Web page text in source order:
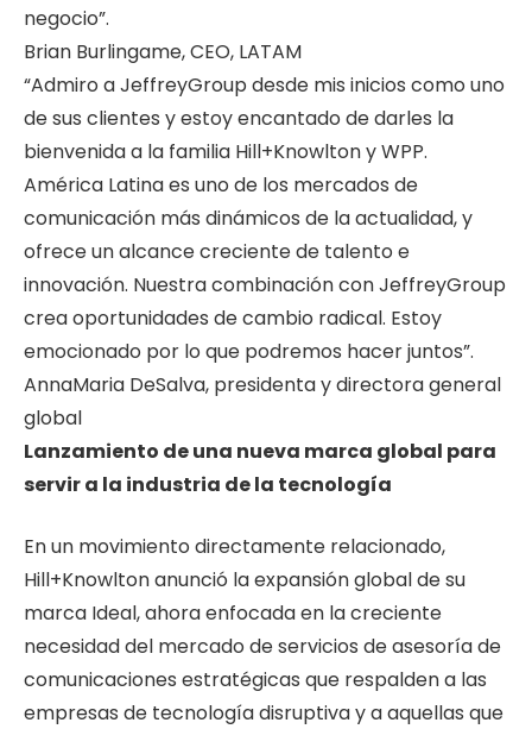
negocio”.
Brian Burlingame, CEO, LATAM
“Admiro a JeffreyGroup desde mis inicios como uno
de sus clientes y estoy encantado de darles la
bienvenida a la familia Hill+Knowlton y WPP.
América Latina es uno de los mercados de
comunicación más dinámicos de la actualidad, y
ofrece un alcance creciente de talento e
innovación. Nuestra combinación con JeffreyGroup
crea oportunidades de cambio radical. Estoy
emocionado por lo que podremos hacer juntos”.
AnnaMaria DeSalva, presidenta y directora general
global
Lanzamiento de una nueva marca global para
servir a la industria de la tecnología
En un movimiento directamente relacionado,
Hill+Knowlton anunció la expansión global de su
marca Ideal, ahora enfocada en la creciente
necesidad del mercado de servicios de asesoría de
comunicaciones estratégicas que respalden a las
empresas de tecnología disruptiva y a aquellas que